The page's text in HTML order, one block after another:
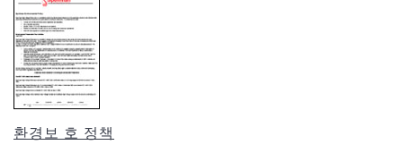
환경보 호 정책